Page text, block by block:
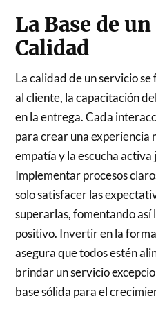
La Base de
Calidad
La calidad de un servicio
al cliente, la capacitación
en la entrega. Cada
para crear una experiencia
empatía y la escucha
Implementar procesos
solo satisfacer las
superarlas, fomentando así
positivo. Invertir en la
asegura que todos estén
brindar un servicio
base sólida para el